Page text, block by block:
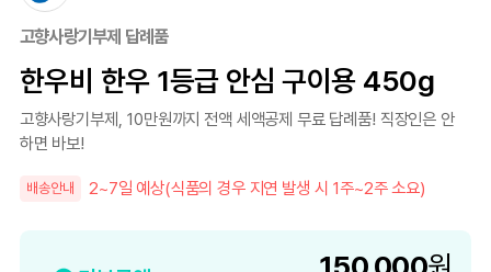
고향사랑기부제 답례품
한우비 한우 1등급 안심 구이용 450g
고향사랑기부제, 10만원까지 전액 세액공제 무료 답례품! 직장인은 안
하면 바보!
배송안내 2~7일 예상(식품의 경우 지연 발생 시 1주~2주 소요)